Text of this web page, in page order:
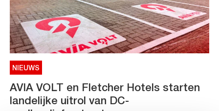
NIEUWS
AVIA VOLT en Fletcher Hotels starten
landelijke uitrol van DC-